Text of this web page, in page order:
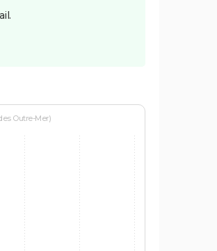
Outre-Mer)